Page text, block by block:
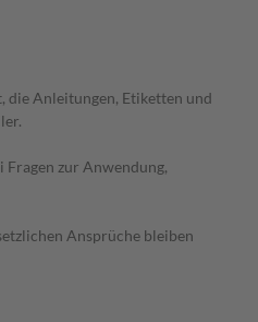
die Anleitungen, Etiketten und
zur Anwendung,
Ansprüche bleiben